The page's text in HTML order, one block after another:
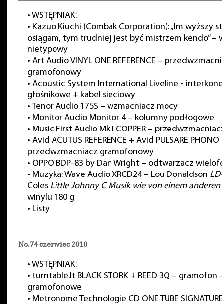
• WSTĘPNIAK:
• Kazuo Kiuchi (Combak Corporation): „Im wyższy
osiągam, tym trudniej jest być mistrzem kendo” –
nietypowy
• Art Audio VINYL ONE REFERENCE –
gramofonowy
• Acoustic System International Liveline -
głośnikowe + kabel sieciowy
• Tenor Audio 175S – wzmacniacz mocy
• Monitor Audio Monitor 4 – kolumny podłogowe
• Music First Audio MkII COPPER –
• Avid ACUTUS REFERENCE + Avid PULSARE
przedwzmacniacz gramofonowy
• OPPO BDP-83 by Dan Wright – odtwarzacz
• Muzyka: Wave Audio XRCD24 – Lou Donaldson
Coles Little Johnny C Musik wie von einem anderen
winylu 180 g
• Listy
No.74 czerwiec 2010
• WSTĘPNIAK:
• turntable.lt BLACK STORK + REED 3Q – gramofon
gramofonowe
• Metronome Technologie CD ONE TUBE